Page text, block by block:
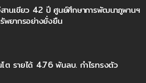
านเขียว 42 ปี ศูนย์ศึกษาการพัฒนาภูพานฯ
ยากรอย่างยั่งยืน
ต รายได้ 4.76 พันลบ. กำไรทรงตัว